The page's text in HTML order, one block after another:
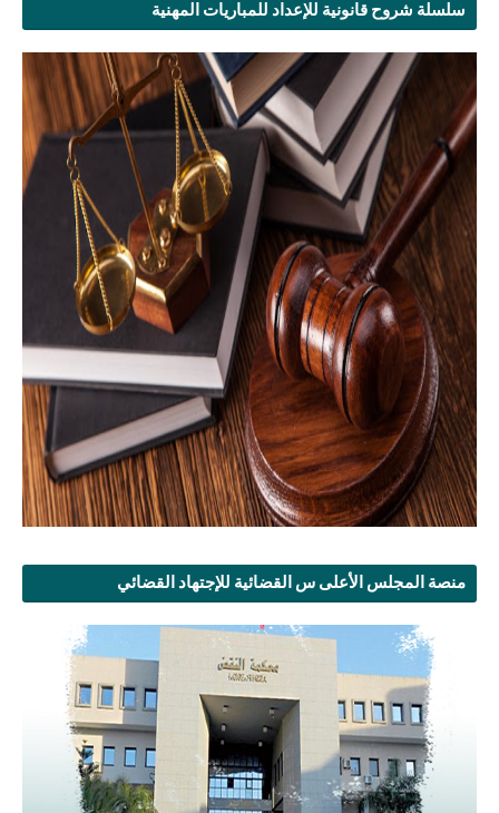
سلسلة شروح قانونية للإعداد للمباريات المهنية
منصة المجلس الأعلى س القضائية للإجتهاد القضائي